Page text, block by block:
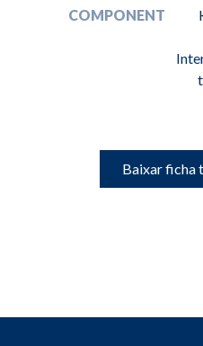
COMPONENT
Baixar ficha